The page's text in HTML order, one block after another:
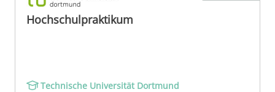
Hochschulpraktikum
Technische Universität Dortmund